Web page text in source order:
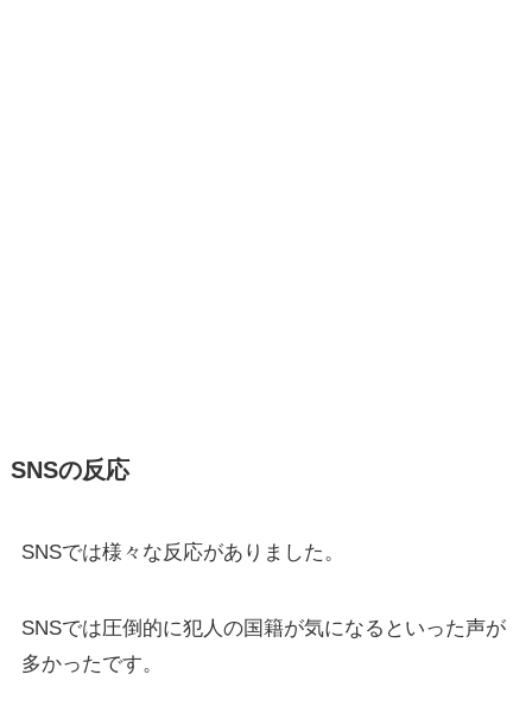
SNSの反応
SNSでは様々な反応がありました。
SNSでは圧倒的に犯人の国籍が気になるといった声が
多かったです。